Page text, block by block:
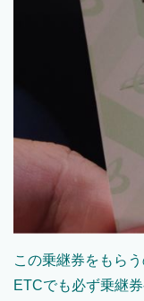
この乗継券をもら
ETCでも必ず乗継券